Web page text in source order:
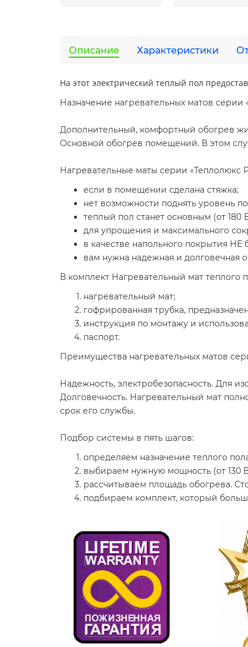
Описание Характеристики
На этот электрический теплый пол
Назначение нагревательных матов серии
Дополнительный, комфортный обогрев
Основной обогрев помещений. В этом
Нагревательные маты серии «Теплолюкс
если в помещении сделана стяжка;
нет возможности поднять уровень
теплый пол станет основным (от
для упрощения и максимального
в качестве напольного покрытия НЕ
вам нужна надежная и долговечная
В комплект Нагревательный мат теплого
нагревательный мат;
гофрированная трубка,
инструкция по монтажу и
паспорт.
Преимущества нагревательных матов
Надежность, электробезопасность. Для
Долговечность. Нагревательный мат
срок его службы.
Подбор системы в пять шагов:
определяем назначение теплого
выбираем нужную мощность (от 130
рассчитываем площадь обогрева.
подбираем комплект, который